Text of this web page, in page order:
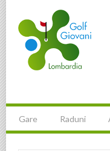
Gare Raduni